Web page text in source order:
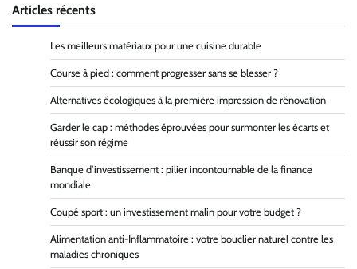
Articles récents
Les meilleurs matériaux pour une cuisine durable
Course à pied : comment progresser sans se blesser ?
Alternatives écologiques à la première impression de rénovation
Garder le cap : méthodes éprouvées pour surmonter les écarts et
réussir son régime
Banque d’investissement : pilier incontournable de la finance
mondiale
Coupé sport : un investissement malin pour votre budget ?
Alimentation anti-Inflammatoire : votre bouclier naturel contre les
maladies chroniques